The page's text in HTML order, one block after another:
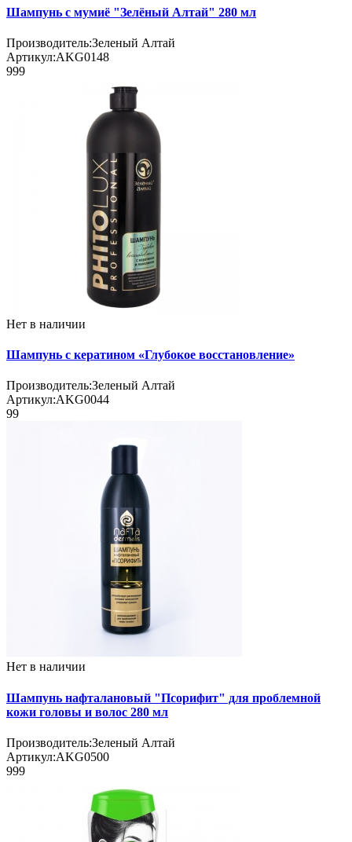
Шампунь с мумиё "Зелёный Алтай" 280 мл
Производитель:Зеленый Алтай
Артикул:AKG0148
999
Нет в наличии
Шампунь с кератином «Глубокое восстановление»
Производитель:Зеленый Алтай
Артикул:AKG0044
99
Нет в наличии
Шампунь нафталановый "Псорифит" для проблемной
кожи головы и волос 280 мл
Производитель:Зеленый Алтай
Артикул:AKG0500
999